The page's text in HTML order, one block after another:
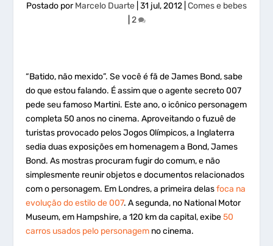
Postado porMarcelo Duarte 31 jul, 2012 Comes e bebes
2
“Batido, não mexido”. Se você é fã de James Bond, sabe
do que estou falando. É assim que o agente secreto 007
pede seu famoso Martini. Este ano, o icônico personagem
completa 50 anos no cinema. Aproveitando o fuzuê de
turistas provocado pelos Jogos Olímpicos, a Inglaterra
sedia duas exposições em homenagem a Bond, James
Bond. As mostras procuram fugir do comum, e não
simplesmente reunir objetos e documentos relacionados
com o personagem. Em Londres, a primeira delasfoca na
evolução do estilo de 007. A segunda, no National Motor
Museum, em Hampshire, a 120 km da capital, exibe50
carros usados pelo personagem no cinema.